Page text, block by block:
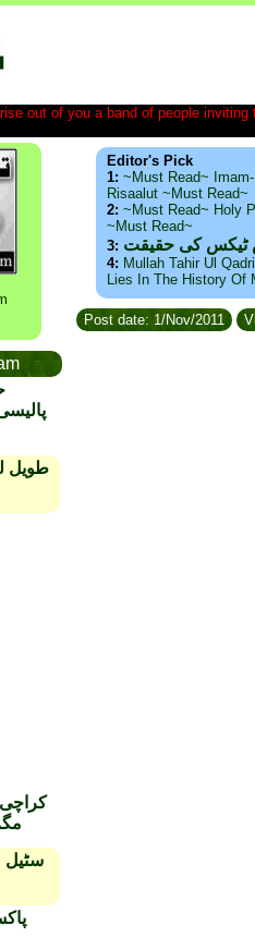
out of you a band of people
طویل
سٹیل
Editor's Pick
1: ~Must Read~
Risaalut ~Must Read~
2: ~Must Read~ Holy
~Must Read~
3: ٹیکس کی حقیقت
4: Mullah Tahir Ul
Lies In The History Of
Post date: 1/Nov/2011